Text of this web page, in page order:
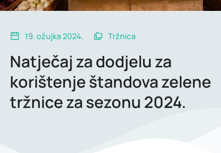
19. ožujka 2024. Tržnica
Natječaj za dodjelu za
korištenje štandova zelene
tržnice za sezonu 2024.